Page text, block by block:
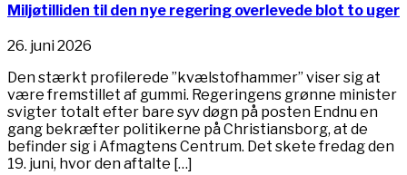
Miljøtilliden til den nye regering overlevede blot to uger
26. juni 2026
Den stærkt profilerede ”kvælstofhammer” viser sig at
være fremstillet af gummi. Regeringens grønne minister
svigter totalt efter bare syv døgn på posten Endnu en
gang bekræfter politikerne på Christiansborg, at de
befinder sig i Afmagtens Centrum. Det skete fredag den
19. juni, hvor den aftalte […]